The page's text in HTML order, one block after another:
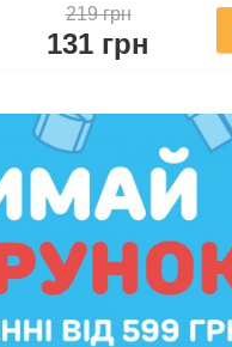
219 грн
131 грн